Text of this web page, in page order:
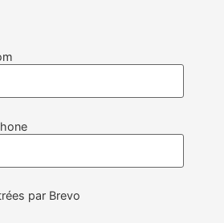
par Brevo